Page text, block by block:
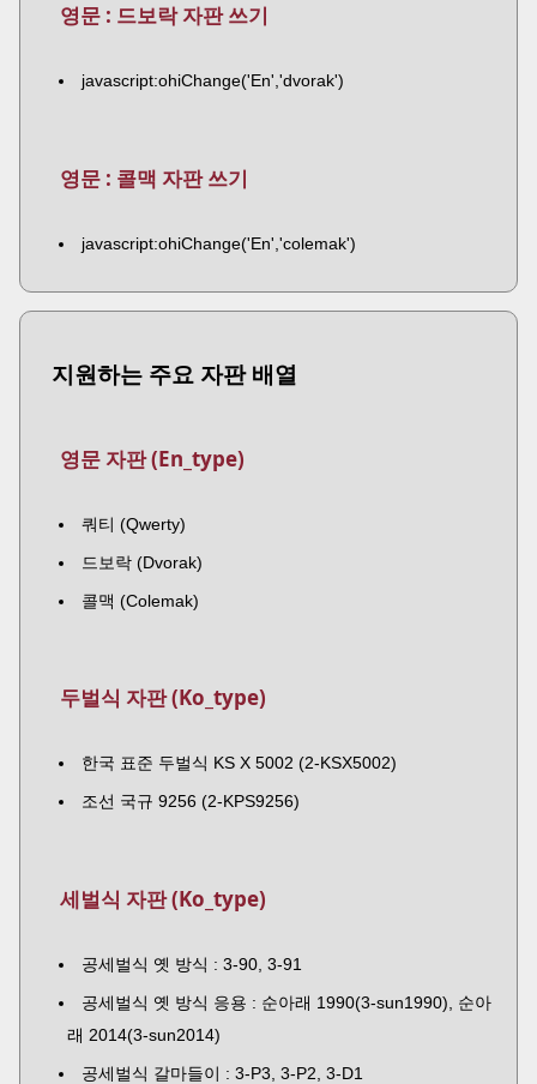
영문 : 드보락 자판 쓰기
javascript:ohiChange('En','dvorak')
영문 : 콜맥 자판 쓰기
javascript:ohiChange('En','colemak')
지원하는 주요 자판 배열
영문 자판 (En_type)
쿼티 (Qwerty)
드보락 (Dvorak)
콜맥 (Colemak)
두벌식 자판 (Ko_type)
한국 표준 두벌식 KS X 5002 (2-KSX5002)
조선 국규 9256 (2-KPS9256)
세벌식 자판 (Ko_type)
공세벌식 옛 방식 : 3-90, 3-91
공세벌식 옛 방식 응용 : 순아래 1990(3-sun1990), 순아
래 2014(3-sun2014)
공세벌식 갈마들이 : 3-P3, 3-P2, 3-D1